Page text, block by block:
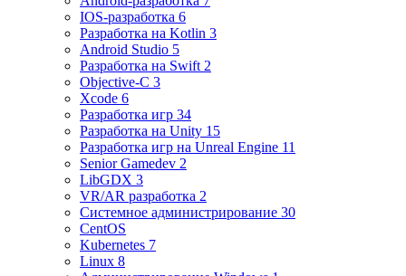
IOS-разработка 6
Разработка на Kotlin 3
Android Studio 5
Разработка на Swift 2
Objective-C 3
Xcode 6
Разработка игр 34
Разработка на Unity 15
Разработка игр на Unreal Engine 11
Senior Gamedev 2
LibGDX 3
VR/AR разработка 2
Системное администрирование 30
CentOS
Kubernetes 7
Linux 8